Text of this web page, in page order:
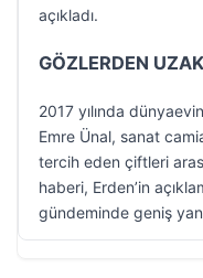
açıkladı.
GÖZLERDEN
2017 yılında
Emre Ünal, sanat
tercih eden çiftleri
haberi, Erden’in
gündeminde geniş